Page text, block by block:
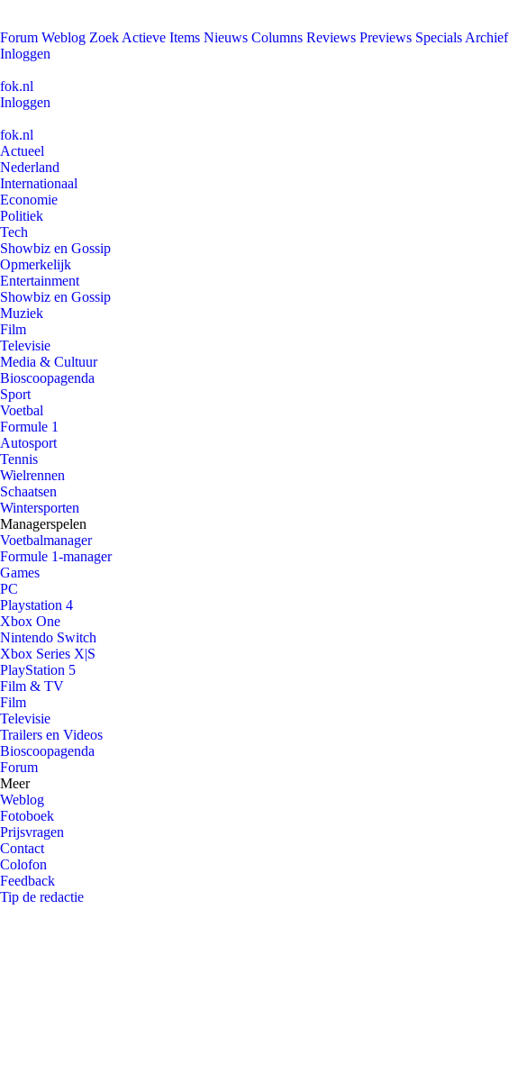
Forum Weblog Zoek Actieve Items Nieuws Columns Reviews Previews Specials Archief
Inloggen
fok.nl
Inloggen
fok.nl
Actueel
Nederland
Internationaal
Economie
Politiek
Tech
Showbiz en Gossip
Opmerkelijk
Entertainment
Showbiz en Gossip
Muziek
Film
Televisie
Media & Cultuur
Bioscoopagenda
Sport
Voetbal
Formule 1
Autosport
Tennis
Wielrennen
Schaatsen
Wintersporten
Managerspelen
Voetbalmanager
Formule 1-manager
Games
PC
Playstation 4
Xbox One
Nintendo Switch
Xbox Series X|S
PlayStation 5
Film & TV
Film
Televisie
Trailers en Videos
Bioscoopagenda
Forum
Meer
Weblog
Fotoboek
Prijsvragen
Contact
Colofon
Feedback
Tip de redactie